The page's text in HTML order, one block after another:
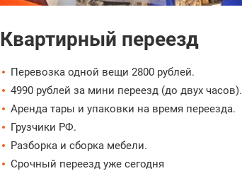
Квартирный переезд
Перевозка одной вещи 2800 рублей.
4990 рублей за мини переезд (до двух часов).
Аренда тары и упаковки на время переезда.
Грузчики РФ.
Разборка и сборка мебели.
Срочный переезд уже сегодня